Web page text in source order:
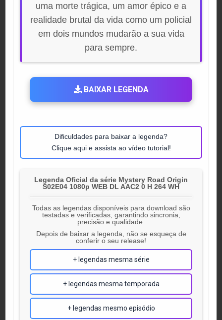
uma morte trágica, um amor épico e a
realidade brutal da vida como um policial
em dois mundos mudarão a sua vida
para sempre.
BAIXAR LEGENDA
Dificuldades para baixar a legenda?
Clique aqui e assista ao vídeo tutorial!
Legenda Oficial da série Mystery Road Origin
S02E04 1080p WEB DL AAC2 0 H 264 WH
Todas as legendas disponíveis para download são
testadas e verificadas, garantindo sincronia,
precisão e qualidade.
Depois de baixar a legenda, não se esqueça de
conferir o seu release!
+ legendas mesma série
+ legendas mesma temporada
+ legendas mesmo episódio